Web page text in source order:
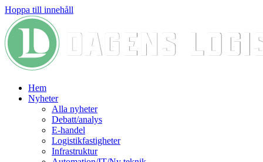
Hoppa till innehåll
Hem
Nyheter
Alla nyheter
Debatt/analys
E-handel
Logistikfastigheter
Infrastruktur